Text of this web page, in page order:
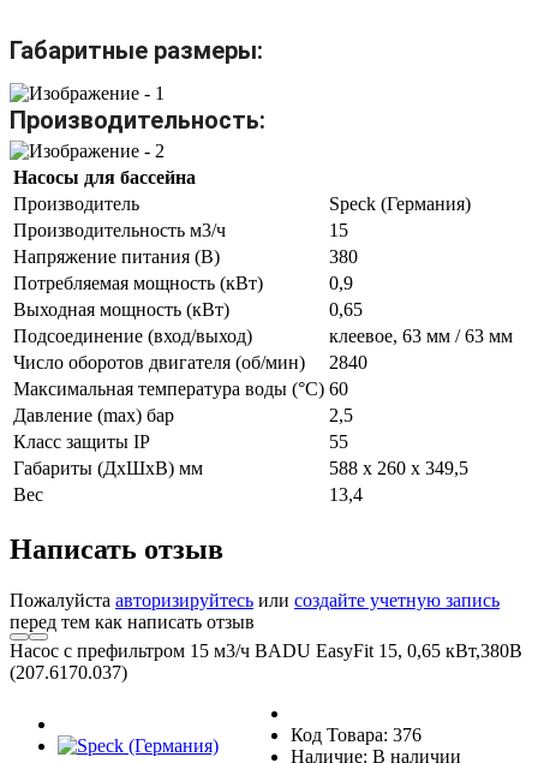
Габаритные размеры:
Производительность:
Насосы для бассейна
Производитель
Speck (Германия)
Производительность м3/ч
15
Напряжение питания (В)
380
Потребляемая мощность (кВт)
0,9
Выходная мощность (кВт)
0,65
Подсоединение (вход/выход)
клеевое, 63 мм / 63 мм
Число оборотов двигателя (об/мин)
2840
Максимальная температура воды (°С) 60
Давление (max) бар
2,5
Класс защиты IP
55
Габариты (ДxШxВ) мм
588 x 260 x 349,5
Вес
13,4
Написать отзыв
Пожалуйста авторизируйтесь или создайте учетную запись
перед тем как написать отзыв
Насос с префильтром 15 м3/ч BADU EasyFit 15, 0,65 кВт,380В
(207.6170.037)
Код Товара: 376
Наличие: В наличии